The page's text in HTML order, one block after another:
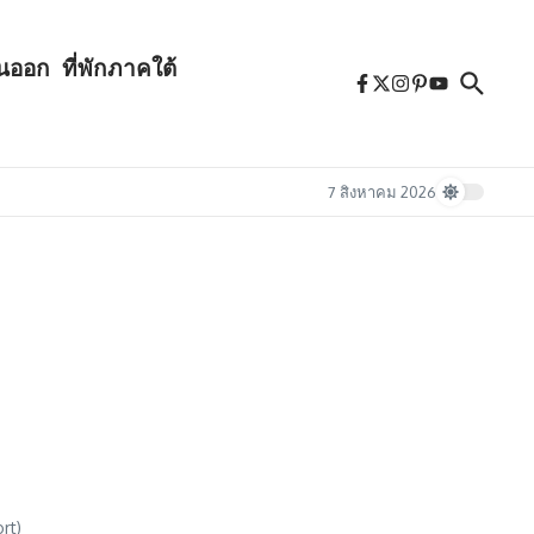
ออก ที่พักภาคใต้
7 สิงหาคม 2026